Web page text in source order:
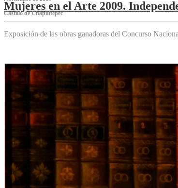
Mujeres en el Arte 2009.
Castillo de Chapultepec
Exposición de las obras ganadoras del Concurso